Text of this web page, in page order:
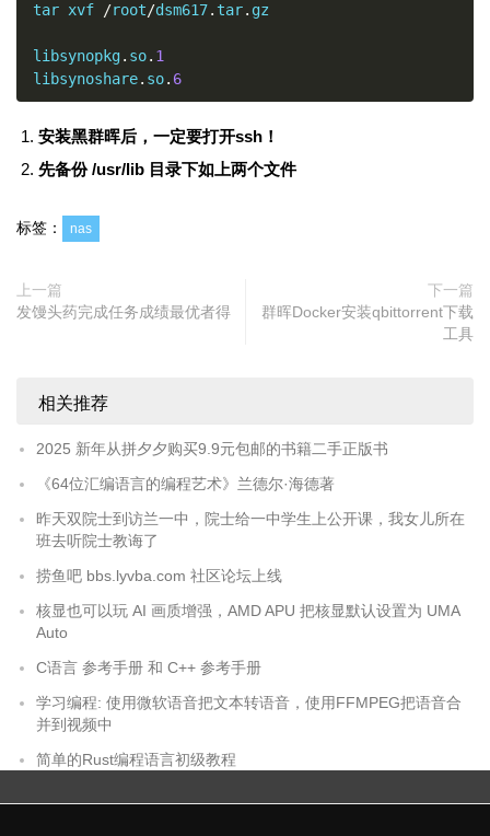
tar xvf
/root/dsm617. tar. gz
libsynopkg. so. 1
libsynoshare. so. 6
安装黑群晖后，一定要打开ssh！
先备份 /usr/lib 目录下如上两个文件
标签： nas
上一篇
发馒头药完成任务成绩最优者得
下一篇
群晖Docker安装qbittorrent下载
工具
相关推荐
2025 新年从拼夕夕购买9.9元包邮的书籍二手正版书
《64位汇编语言的编程艺术》兰德尔·海德著
昨天双院士到访兰一中，院士给一中学生上公开课，我女儿所在
班去听院士教诲了
捞鱼吧 bbs.lyvba.com 社区论坛上线
核显也可以玩 AI 画质增强，AMD APU 把核显默认设置为 UMA
Auto
C语言 参考手册 和 C++ 参考手册
学习编程: 使用微软语音把文本转语音，使用FFMPEG把语音合
并到视频中
简单的Rust编程语言初级教程